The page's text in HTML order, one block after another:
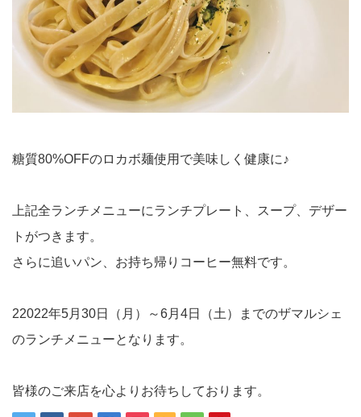
糖質80%OFFのロカボ麺使用で美味しく健康に♪
上記全ランチメニューにランチプレート、スープ、デザー
トがつきます。
さらに追いパン、お持ち帰りコーヒー無料です。
22022年5月30日（月）～6月4日（土）までのザマルシェ
のランチメニューとなります。
皆様のご来店を心よりお待ちしております。